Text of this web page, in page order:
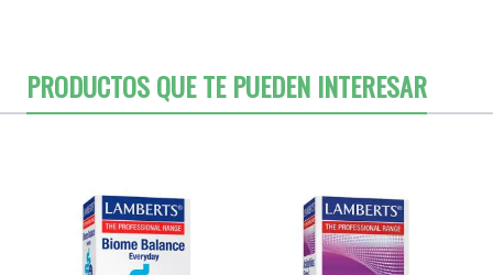
PRODUCTOS QUE TE PUEDEN INTERESAR